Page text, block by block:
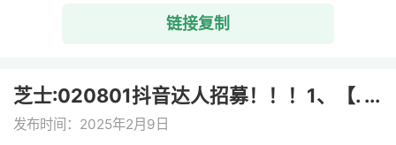
链接复制
芝士:020801抖音达人招募！！！1、【. ...
发布时间：2025年2月9日